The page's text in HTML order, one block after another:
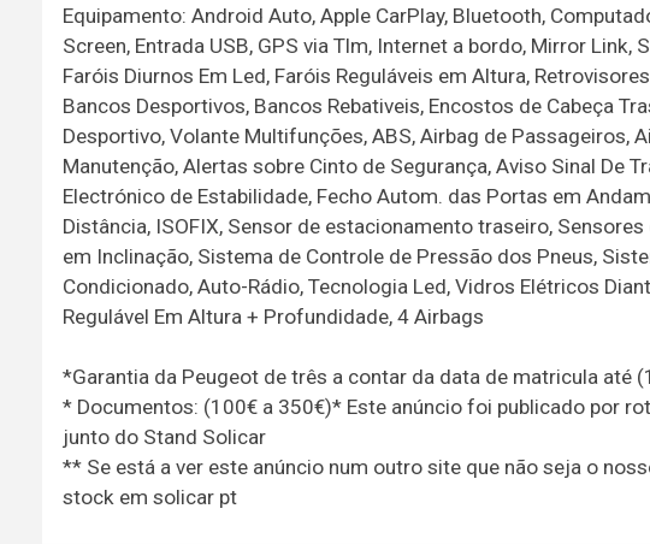
Equipamento: Android Auto, Apple CarPlay, Bluetooth,
Screen, Entrada USB, GPS via Tlm, Internet a bordo, Mirror
Faróis Diurnos Em Led, Faróis Reguláveis em Altura,
Bancos Desportivos, Bancos Rebativeis, Encostos de Cabeça
Desportivo, Volante Multifunções, ABS, Airbag de Passageiros,
Manutenção, Alertas sobre Cinto de Segurança, Aviso Sinal De
Electrónico de Estabilidade, Fecho Autom. das Portas em
Distância, ISOFIX, Sensor de estacionamento traseiro,
em Inclinação, Sistema de Controle de Pressão dos Pneus,
Condicionado, Auto-Rádio, Tecnologia Led, Vidros Elétricos
Regulável Em Altura + Profundidade, 4 Airbags
*Garantia da Peugeot de três a contar da data de matricula até
* Documentos: (100€ a 350€)* Este anúncio foi publicado por
junto do Stand Solicar
** Se está a ver este anúncio num outro site que não seja o
stock em solicar pt